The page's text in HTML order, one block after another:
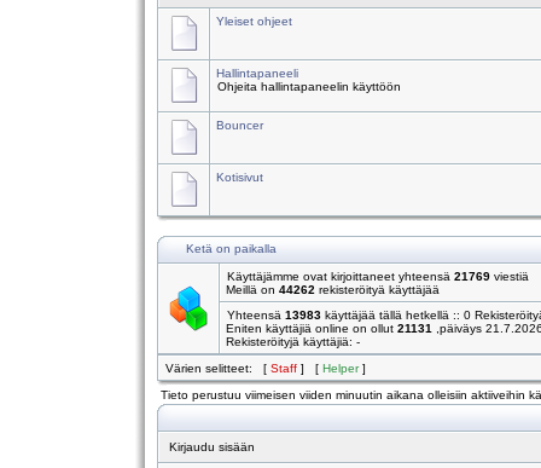
Yleiset ohjeet
Hallintapaneeli
Ohjeita hallintapaneelin käyttöön
Bouncer
Kotisivut
Ketä on paikalla
Käyttäjämme ovat kirjoittaneet yhteensä 21769 viestiä
Meillä on 44262 rekisteröityä käyttäjää
Yhteensä 13983 käyttäjää tällä hetkellä :: 0
Eniten käyttäjiä online on ollut 21131
,päiväys
Rekisteröityjä käyttäjiä: -
Värien selitteet: [ Staff ] [ Helper]
Tieto perustuu viimeisen viiden minuutin aikana olleisiin aktiiveihin
Kirjaudu sisään